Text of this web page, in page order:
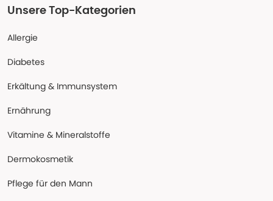
Unsere Top-Kategorien
Allergie
Diabetes
Erkältung & Immunsystem
Ernährung
Vitamine & Mineralstoffe
Dermokosmetik
Pflege für den Mann